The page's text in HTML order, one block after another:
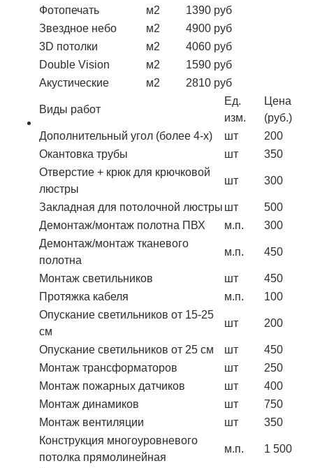
Фотопечать
м2
1390 руб
Звездное небо
м2
4900 руб
3D потолки
м2
4060 руб
Double Vision
м2
1590 руб
Акустические
м2 2810 руб
Виды работ
Ед.
изм.
Цена
(руб.)
Дополнительный угол (более 4-х)
шт
200
Окантовка трубы
шт
350
Отверстие + крюк для крючковой
люстры
шт 300
Закладная для потолочной люстры шт
500
Демонтаж/монтаж полотна ПВХ
м.п.
300
Демонтаж/монтаж тканевого
полотна
м.п. 450
Монтаж светильников шт
450
Протяжка кабеля
м.п.
100
Опускание светильников от 15-25
см
шт 200
Опускание светильников от 25 см шт
450
Монтаж трансформаторов
шт
250
Монтаж пожарных датчиков
шт
400
Монтаж динамиков
шт
750
Монтаж вентиляции
шт
350
Конструкция многоуровневого
потолка прямолинейная
м.п. 1 500